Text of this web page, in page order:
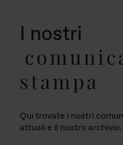
I nostri
stampa
Qui trovate i nostri
attuali e il nostro archivio.